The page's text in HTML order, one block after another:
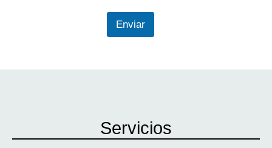
Enviar
Servicios